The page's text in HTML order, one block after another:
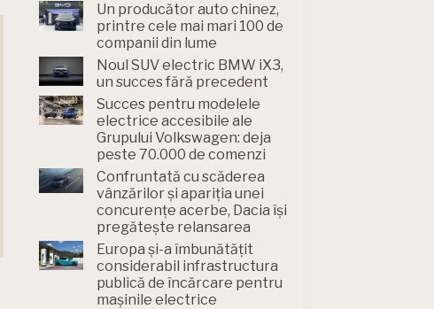
Un producător auto chinez,
printre cele mai mari 100 de
companii din lume
Noul SUV electric BMW iX3,
un succes fără precedent
Succes pentru modelele
electrice accesibile ale
Grupului Volkswagen: deja
peste 70.000 de comenzi
Confruntată cu scăderea
vânzărilor și apariția unei
concurențe acerbe, Dacia își
pregătește relansarea
Europa și-a îmbunătățit
considerabil infrastructura
publică de încărcare pentru
mașinile electrice